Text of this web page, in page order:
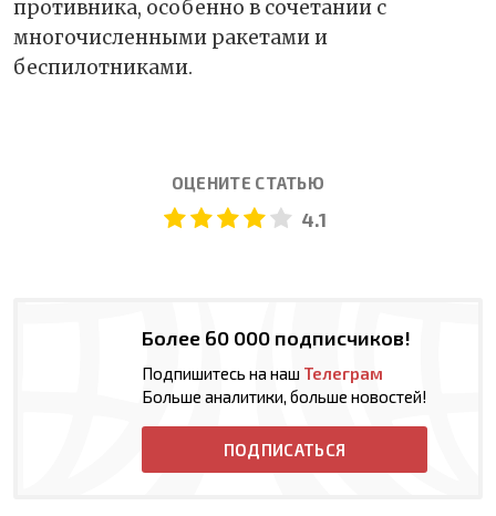
противника, особенно в сочетании с
многочисленными ракетами и
беспилотниками.
ОЦЕНИТЕ СТАТЬЮ
4.1
Более 60 000 подписчиков!
Подпишитесь на наш Телеграм
Больше аналитики, больше новостей!
ПОДПИСАТЬСЯ